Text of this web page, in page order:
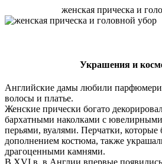
женская прическа и
Украшения и
Английские дамы любили
волосы и платье.
Женские прически богато
бархатными наколками с
перьями, вуалями. Перчатки,
дополнением костюма, также
драгоценными камнями.